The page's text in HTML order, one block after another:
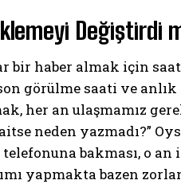
Değiştirdi
bir haber almak için
görülme saati ve
her an ulaşmamız
neden yazmadı?”
bakması, o
yapmakta bazen